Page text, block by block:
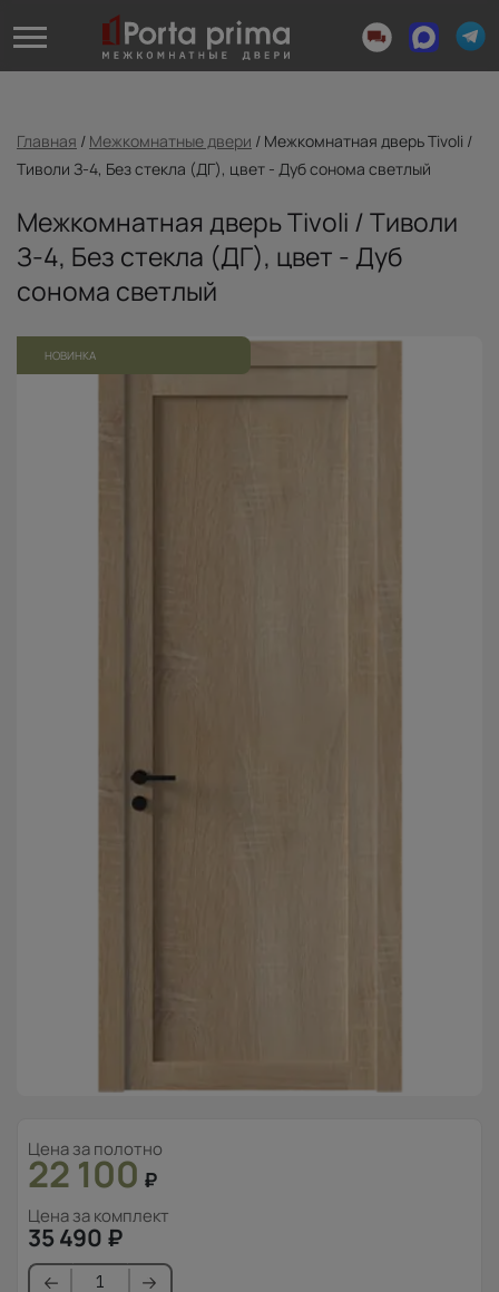
Главная / Межкомнатные двери / Межкомнатная дверь Tivoli /
Тиволи З-4, Без стекла (ДГ), цвет - Дуб сонома светлый
Межкомнатная дверь Tivoli / Тиволи
З-4, Без стекла (ДГ), цвет - Дуб
сонома светлый
НОВИНКА
Цена за полотно
22 100 ₽
Цена за комплект
35 490 ₽